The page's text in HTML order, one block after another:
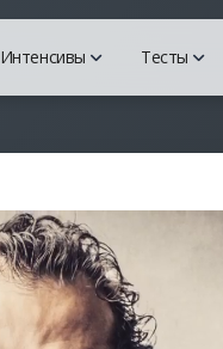
Интенсивы
О комплексах и
Марафон
Поможет пройти
Марафон
Тесты